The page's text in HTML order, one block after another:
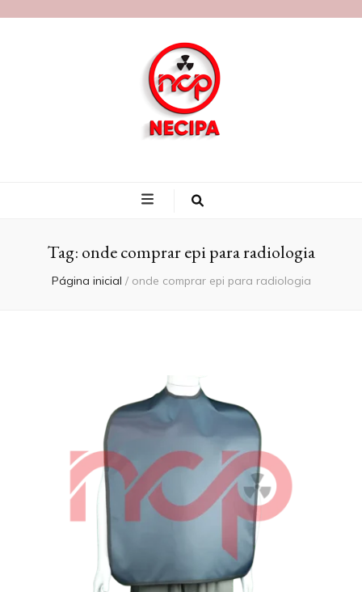
Blog Necipa
Tag: onde comprar epi para radiologia
Página inicial / onde comprar epi para radiologia